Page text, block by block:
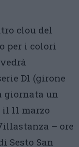
clou del
per i colori
D1 (girone
giornata un
11 marzo
– ore
Sesto San